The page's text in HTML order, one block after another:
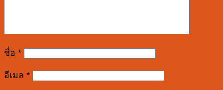
ชื่อ *
อีเมล *